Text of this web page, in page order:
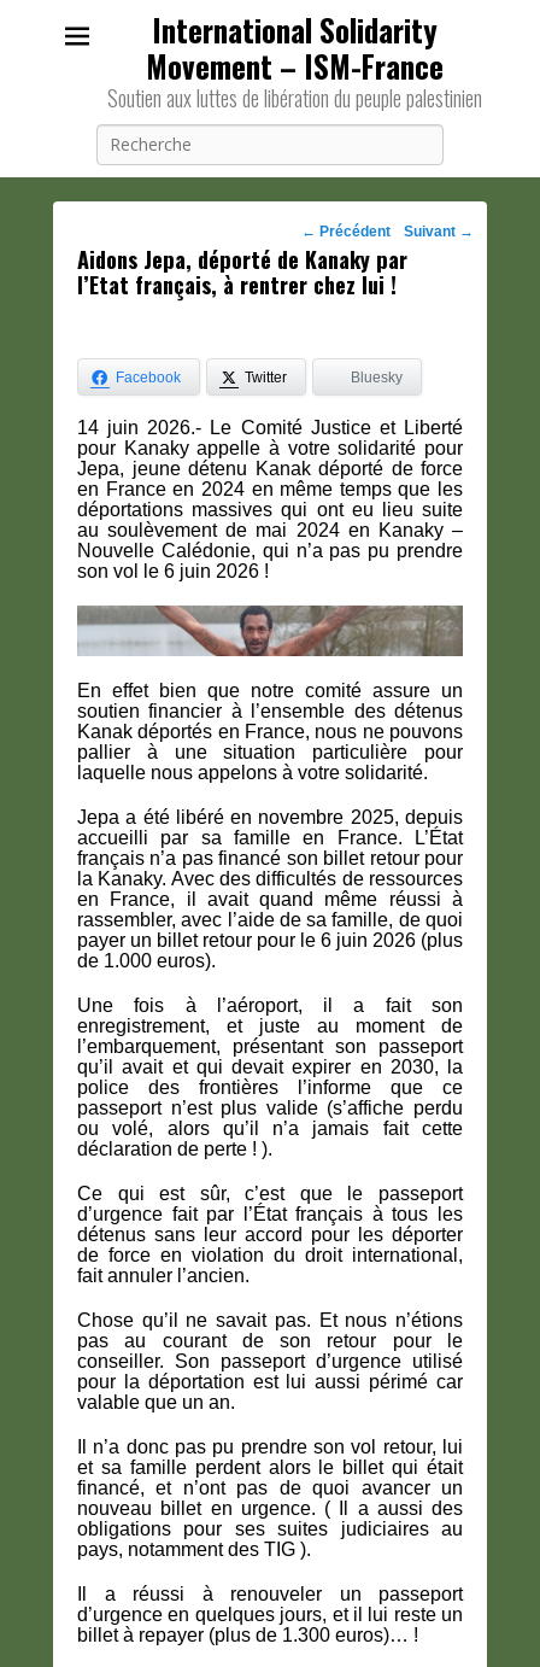
International Solidarity
Movement – ISM-France
Soutien aux luttes de libération du peuple palestinien
Navigation
des
← Précédent Suivant →
Aidons Jepa, déporté de Kanaky par
l’Etat français, à rentrer chez lui !
Facebook Twitter Bluesky
14 juin 2026.- Le Comité Justice et Liberté
pour Kanaky appelle à votre solidarité pour
Jepa, jeune détenu Kanak déporté de force
en France en 2024 en même temps que les
déportations massives qui ont eu lieu suite
au soulèvement de mai 2024 en Kanaky –
Nouvelle Calédonie, qui n’a pas pu prendre
son vol le 6 juin 2026 !
En effet bien que notre comité assure un
soutien financier à l’ensemble des détenus
Kanak déportés en France, nous ne pouvons
pallier à une situation particulière pour
laquelle nous appelons à votre solidarité.
Jepa a été libéré en novembre 2025, depuis
accueilli par sa famille en France. L’État
français n’a pas financé son billet retour pour
la Kanaky. Avec des difficultés de ressources
en France, il avait quand même réussi à
rassembler, avec l’aide de sa famille, de quoi
payer un billet retour pour le 6 juin 2026 (plus
de 1.000 euros).
Une fois à l’aéroport, il a fait son
enregistrement, et juste au moment de
l’embarquement, présentant son passeport
qu’il avait et qui devait expirer en 2030, la
police des frontières l’informe que ce
passeport n’est plus valide (s’affiche perdu
ou volé, alors qu’il n’a jamais fait cette
déclaration de perte ! ).
Ce qui est sûr, c’est que le passeport
d’urgence fait par l’État français à tous les
détenus sans leur accord pour les déporter
de force en violation du droit international,
fait annuler l’ancien.
Chose qu’il ne savait pas. Et nous n’étions
pas au courant de son retour pour le
conseiller. Son passeport d’urgence utilisé
pour la déportation est lui aussi périmé car
valable que un an.
Il n’a donc pas pu prendre son vol retour, lui
et sa famille perdent alors le billet qui était
financé, et n’ont pas de quoi avancer un
nouveau billet en urgence. ( Il a aussi des
obligations pour ses suites judiciaires au
pays, notamment des TIG ).
Il a réussi à renouveler un passeport
d’urgence en quelques jours, et il lui reste un
billet à repayer (plus de 1.300 euros)… !